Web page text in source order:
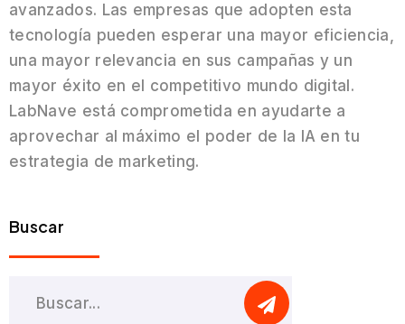
avanzados. Las empresas que adopten esta
tecnología pueden esperar una mayor eficiencia,
una mayor relevancia en sus campañas y un
mayor éxito en el competitivo mundo digital.
LabNave está comprometida en ayudarte a
aprovechar al máximo el poder de la IA en tu
estrategia de marketing.
Buscar